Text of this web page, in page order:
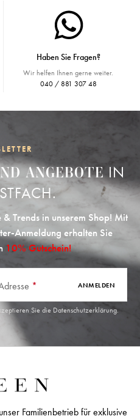
Haben Sie Fragen?
Wir helfen Ihnen gerne weiter.
040 / 881 307 48
ANGEBOTEIN
Trends in unserem Shop! Mit
Anmeldung erhalten Sie
10% Gutschein!
* ANMELDEN
Sie die Datenschutzerklärung.
Familienbetrieb für exklusive